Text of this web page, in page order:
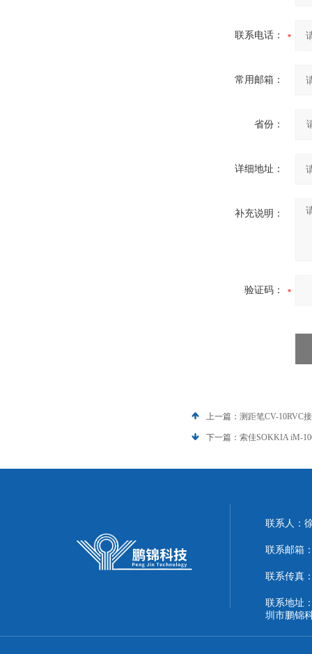
联系电话：
常用邮箱：
省份：
详细地址：
补充说明：
验证码：
上一篇： 测距笔CV-10RVC
下一篇： 索佳SOKKIA iM-
联系人：
联系邮箱
联系传真
联系地址
圳市鹏锦